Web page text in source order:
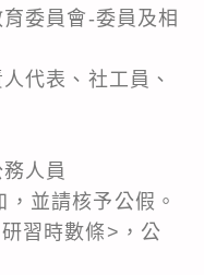
委員會-委員及相
代表、社工員、
人員
並請核予公假。
習時數條>，公